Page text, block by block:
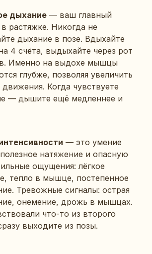
дыхание — ваш главный
растяжке. Никогда не
дыхание в позе. Вдыхайте
4 счёта, выдыхайте через рот
Именно на выдохе мышцы
глубже, позволяя увеличить
Когда чувствуете
— дышите ещё медленнее и
— это умение
натяжение и опасную
ощущения: лёгкое
тепло в мышце, постепенное
Тревожные сигналы: острая
онемение, дрожь в мышцах.
что-то из второго
выходите из позы.